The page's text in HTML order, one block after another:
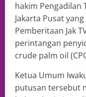
hakim Pengadilan
Jakarta Pusat
Pemberitaan Jak
perintangan
crude palm oil
Ketua Umum
putusan tersebut